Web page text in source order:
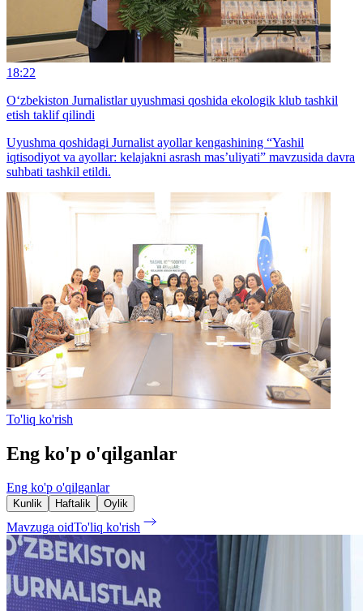
18:22
O‘zbekiston Jurnalistlar uyushmasi qoshida ekologik klub tashkil
etish taklif qilindi
Uyushma qoshidagi Jurnalist ayollar kengashining “Yashil
iqtisodiyot va ayollar: kelajakni asrash mas’uliyati” mavzusida davra
suhbati tashkil etildi.
To'liq ko'rish
Eng ko'p o'qilganlar
Eng ko'p o'qilganlar
Kunlik Haftalik Oylik
Mavzuga oidTo'liq ko'rish